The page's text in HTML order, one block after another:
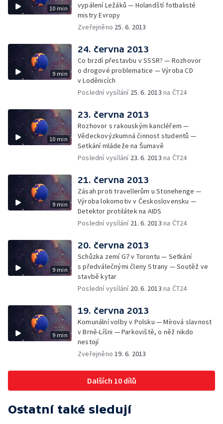
10 min
vypálení Ležáků — Holandští fotbalisté
mistry Evropy
Zveřejněno 25. 6. 2013
9 min
24. června 2013
Co brzdí přestavbu v SSSR? — Rozhovor
o drogové problematice — Výroba CD
v Loděnicích
Poslední vysílání 25. 6. 2013 na ČT24
10 min
23. června 2013
Rozhovor s rakouským kancléřem —
Vědeckovýzkumná činnost studentů —
Setkání mládeže na Šumavě
Poslední vysílání 23. 6. 2013 na ČT24
9 min
21. června 2013
Zásah proti travellerům u Stonehenge —
Výroba lokomotiv v Československu —
Detektor protilátek na AIDS
Poslední vysílání 21. 6. 2013 na ČT24
9 min
20. června 2013
Schůzka zemí G7 v Torontu — Setkání
s předválečnými členy Strany — Soutěž ve
stavbě kytar
Poslední vysílání 20. 6. 2013 na ČT24
9 min
19. června 2013
Komunální volby v Polsku — Mírová slavnost
v Brně-Líšni — Parkoviště, o něž nikdo
nestojí
Zveřejněno19. 6. 2013
Dalších 10 dílů
Ostatní také sledují